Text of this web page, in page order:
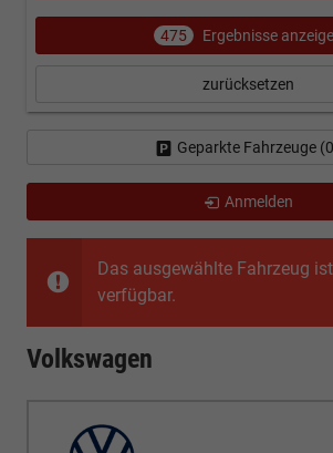
Das ausgewählte Fahrzeug
verfügbar.
Volkswagen
475 Ergebnisse
zurücksetzen
Geparkte Fahrzeuge (0
Anmelden